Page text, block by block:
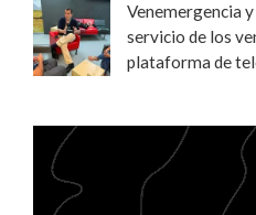
Venemergencia
servicio de los
plataforma de